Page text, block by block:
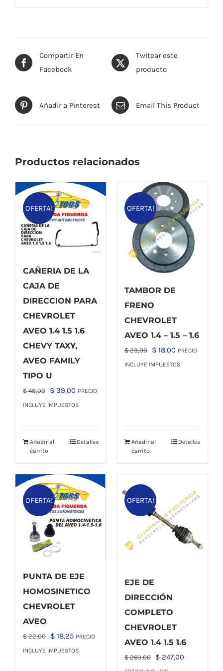
Compartir En
Facebook
Twitear este
producto
Añadir a Pinterest Email This Product
Productos relacionados
OFERTA!
CAÑERIA DE LA
CAJA DE
DIRECCION PARA
CHEVROLET
AVEO 1.4 1.5 1.6
CHEVY TAXY,
AVEO FAMILY
TIPO U
$48,00
El
precio
$ 48,00.
$ 39,00El
precio
$ 39,00.
PRECIO
INCLUYE IMPUESTOS
Añadir al
carrito
Detalles
OFERTA!
TAMBOR DE
FRENO
CHEVROLET
AVEO 1.4 – 1.5 – 1.6
$23,00
El
precio
$ 18,00El
precio
PRECIO
INCLUYE IMPUESTOS
Añadir al
carrito
Detalles
OFERTA!
PUNTA DE EJE
HOMOSINETICO
CHEVROLET
AVEO
$22,00
El
precio
$ 18,25El
precio
PRECIO
INCLUYE IMPUESTOS
OFERTA!
EJE DE
DIRECCIÓN
COMPLETO
CHEVROLET
AVEO 1.4 1.5 1.6
$260,00
El
$ 247,00El